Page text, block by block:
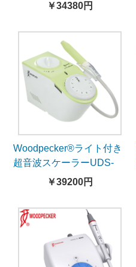
￥34380円
Woodpecker®ライト付き
超音波スケーラーUDS-
J2-LED(EMSとコンパチ
￥39200円